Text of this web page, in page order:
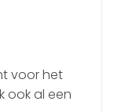
voor het
ook al een